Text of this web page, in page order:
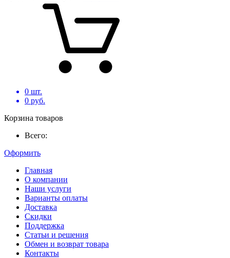
0 шт.
0 руб.
Корзина товаров
Всего:
Оформить
Главная
О компании
Наши услуги
Варианты оплаты
Доставка
Скидки
Поддержка
Статьи и решения
Обмен и возврат товара
Контакты